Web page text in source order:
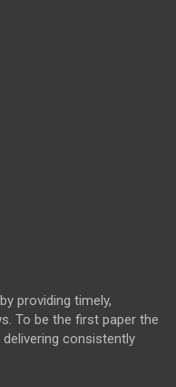
providing timely,
To be the first paper the
delivering consistently